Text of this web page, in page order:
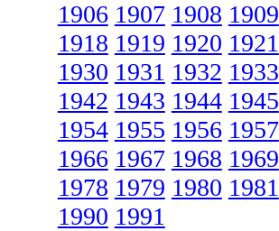
1906 1907 1908 1909
1918 1919 1920 1921
1930 1931 1932 1933
1942 1943 1944 1945
1954 1955 1956 1957
1966 1967 1968 1969
1978 1979 1980 1981
1990 1991